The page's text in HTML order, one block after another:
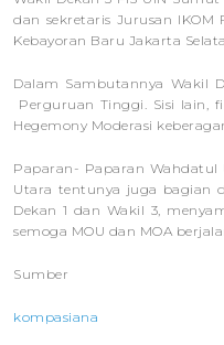
dan sekretaris Jurusan
Kebayoran Baru Jakarta
Dalam Sambutannya Wakil
Perguruan Tinggi. Sisi lain,
Hegemony Moderasi
Paparan- Paparan
Utara tentunya juga bagian
Dekan 1 dan Wakil 3,
semoga MOU dan MOA
Sumber
kompasiana